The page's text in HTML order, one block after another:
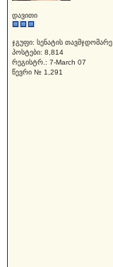
დავითი
ჯგუფი: სენატის თავმჯდომარე
პოსტები: 8,814
რეგისტრ.: 7-March 07
წევრი № 1,291